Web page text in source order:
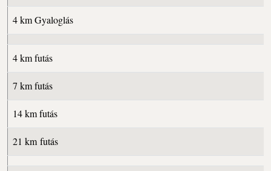
4 km Gyaloglás
4 km futás
7 km futás
14 km futás
21 km futás